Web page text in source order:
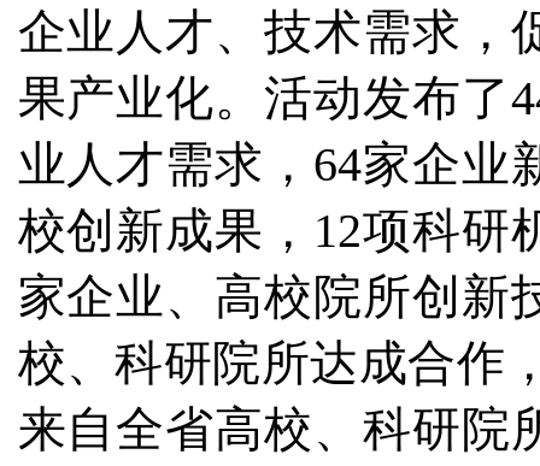
企业人才、技术需求，
果产业化。活动发布了
业人才需求，64家企业
校创新成果，12项科研
家企业、高校院所创新
校、科研院所达成合作
来自全省高校、科研院